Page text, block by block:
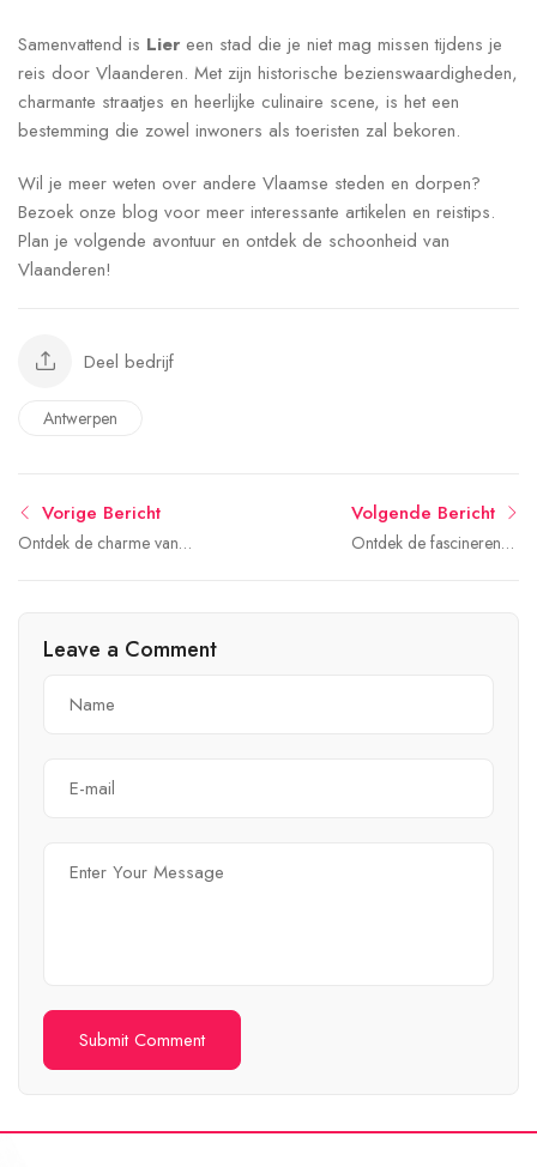
Samenvattend is Lier een stad die je niet mag missen tijdens je
reis door Vlaanderen. Met zijn historische bezienswaardigheden,
charmante straatjes en heerlijke culinaire scene, is het een
bestemming die zowel inwoners als toeristen zal bekoren.
Wil je meer weten over andere Vlaamse steden en dorpen?
Bezoek onze blog voor meer interessante artikelen en reistips.
Plan je volgende avontuur en ontdek de schoonheid van
Vlaanderen!
Deel bedrijf
Antwerpen
Vorige Bericht
Ontdek de charme van
Volgende Bericht
Ontdek de fascinerende
Leave a Comment